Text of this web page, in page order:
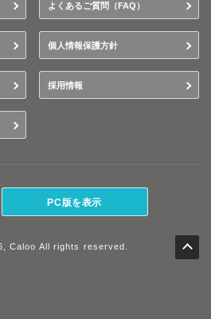
よくあるご質問（FAQ）
個人情報保護方針
採用情報
PC版を表示
Caloo All rights reserved.